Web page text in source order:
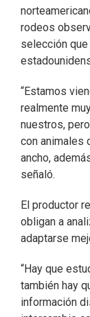
rodeos
selección que
“Estamos
realmente
nuestros,
con animales
ancho,
señaló.
El productor
obligan a
adaptarse
“Hay que
también hay
información